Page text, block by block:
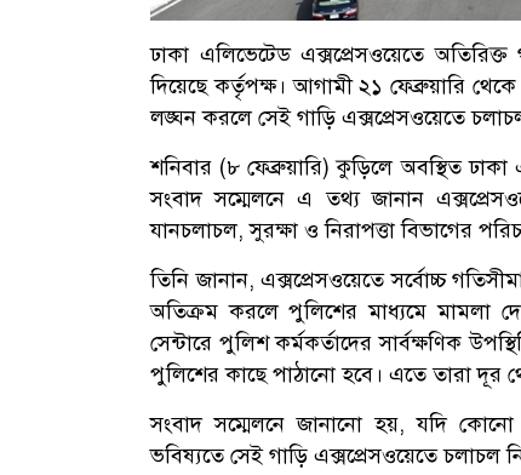
ঢাকা এলিভেটেড এক্সপ্রেসওয়েতে
দিয়েছে কর্তৃপক্ষ। আগামী ২১ ফেব্রুয়ারি
লঙ্ঘন করলে সেই গাড়ি এক্সপ্রেসওয়েতে
শনিবার (৮ ফেব্রুয়ারি) কুড়িলে অবস্থিত ঢাকা
সংবাদ সম্মেলনে এ তথ্য জানান
যানচলাচল, সুরক্ষা ও নিরাপত্তা বিভাগের
তিনি জানান, এক্সপ্রেসওয়েতে সর্বোচ্চ
অতিক্রম করলে পুলিশের মাধ্যমে মামলা
সেন্টারে পুলিশ কর্মকর্তাদের সার্বক্ষণিক
পুলিশের কাছে পাঠানো হবে। এতে তারা দূর
সংবাদ সম্মেলনে জানানো হয়, যদি কোনো
ভবিষ্যতে সেই গাড়ি এক্সপ্রেসওয়েতে চলাচল